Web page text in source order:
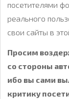
посетителями
реального
свои сайты в
Просим
со стороны
ибо вы сами
критику